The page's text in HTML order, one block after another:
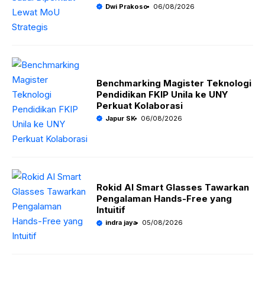
Dwi Prakoso 06/08/2026
Benchmarking Magister Teknologi
Pendidikan FKIP Unila ke UNY
Perkuat Kolaborasi
Japur SK 06/08/2026
Rokid AI Smart Glasses Tawarkan
Pengalaman Hands-Free yang
Intuitif
indra jaya 05/08/2026